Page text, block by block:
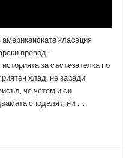
класация
превод –
за състезателка по
хлад, не заради
че четем и си
споделят, ни …